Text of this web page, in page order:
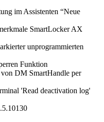
im Assistenten “Neue
SmartLocker AX
unprogrammierten
Funktion
DM SmartHandle per
'Read deactivation log'